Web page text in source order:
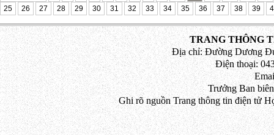
25
26 27 28 29 30 31 32 33 34 35 36 37 38 39
TRANG THÔNG
Địa chỉ: Đường Dương
Điện thoại:
Trưởng Ban
Ghi rõ nguồn Trang thông tin điện tử